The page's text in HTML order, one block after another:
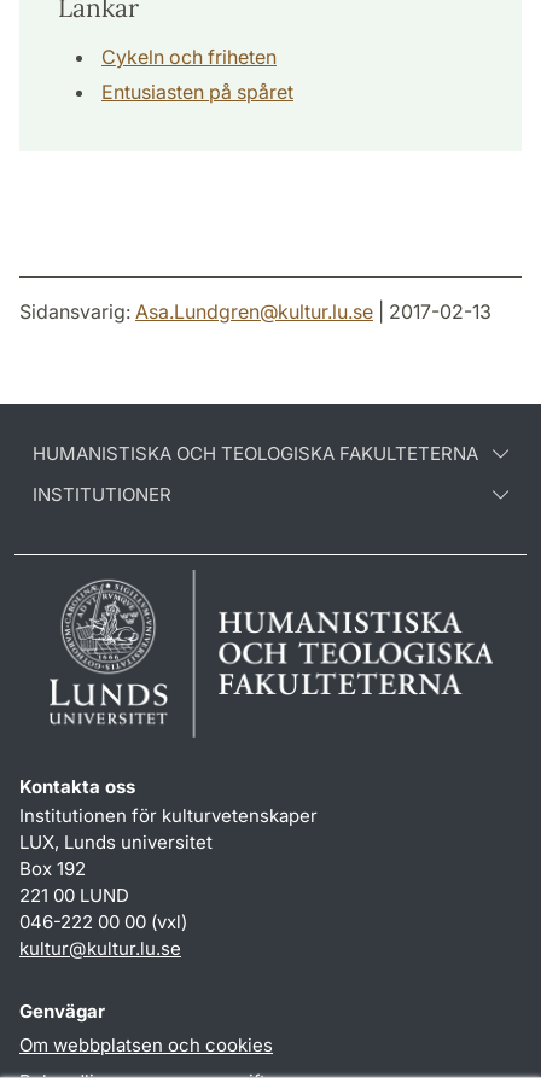
Länkar
Cykeln och friheten
Entusiasten på spåret
Sidansvarig: Asa.Lundgren@kultur.lu.se | 2017-02-13
HUMANISTISKA OCH TEOLOGISKA FAKULTETERNA
INSTITUTIONER
Kontakta oss
Institutionen för kulturvetenskaper
LUX, Lunds universitet
Box 192
221 00 LUND
046-222 00 00 (vxl)
kultur@kultur.lu.se
Genvägar
Om webbplatsen och cookies
Behandling av personuppgifter